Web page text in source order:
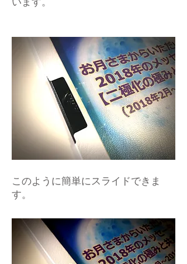
このように簡単にスライドできま
す。